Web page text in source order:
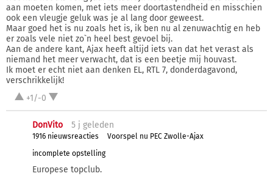
aan moeten komen, met iets meer doortastendheid en misschien
ook een vleugje geluk was je al lang door geweest.
Maar goed het is nu zoals het is, ik ben nu al zenuwachtig en heb
er zoals vele niet zo`n heel best gevoel bij.
Aan de andere kant, Ajax heeft altijd iets van dat het verast als
niemand het meer verwacht, dat is een beetje mij houvast.
Ik moet er echt niet aan denken EL, RTL 7, donderdagavond,
verschrikkelijk!
+1/-0
DonVito 5 j geleden
1916 nieuwsreacties
Voorspel nu PEC Zwolle-Ajax
incomplete opstelling
Europese topclub.